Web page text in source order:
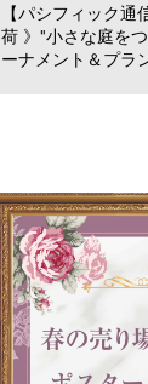
【パシフィック通
荷 》“小さな庭を
ーナメント＆プラ